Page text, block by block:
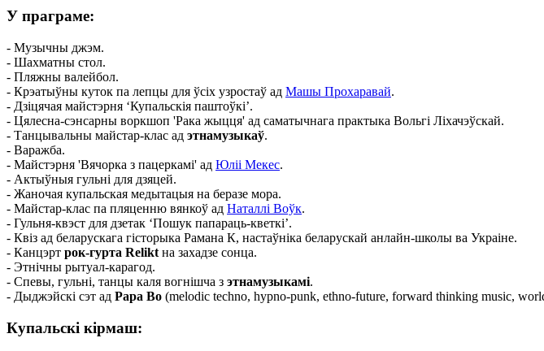
У праграме:
- Музычны джэм.
- Шахматны стол.
- Пляжны валейбол.
- Крэатыўны куток па лепцы для ўсіх узростаў ад Машы Прохаравай.
- Дзіцячая майстэрня ‘Купальскія паштоўкі’.
- Цялесна-сэнсарны воркшоп 'Рака жыцця' ад саматычнага практыка Вольгі Ліхачэўскай.
- Танцывальны майстар-клас ад этнамузыкаў.
- Варажба.
- Майстэрня 'Вячорка з пацеркамі' ад Юліі Мекес.
- Актыўныя гульні для дзяцей.
- Жаночая купальская медытацыя на беразе мора.
- Майстар-клас па пляценню вянкоў ад Наталлі Воўк.
- Гульня-квэст для дзетак ‘Пошук папараць-кветкі’.
- Квіз ад беларускага гісторыка Рамана К, настаўніка беларускай анлайн-школы ва Украіне.
- Канцэрт рок-гурта Relikt на захадзе сонца.
- Этнічны рытуал-карагод.
- Спевы, гульні, танцы каля вогнішча з этнамузыкамі.
- Дыджэйскі сэт ад Papa Bo (melodic techno, hypno-punk, ethno-future, forward thinking music,
Купальскі кірмаш: